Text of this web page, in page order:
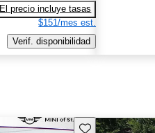
El precio incluye tasas
$151/mes est.
Verif. disponibilidad
Guarda este Aviso